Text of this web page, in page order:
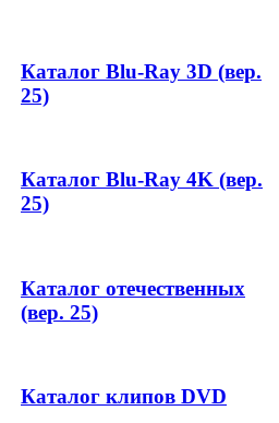
Каталог Blu-Ray 3D (вер.
25)
Каталог Blu-Ray 4K (вер.
25)
Каталог отечественных
(вер. 25)
Каталог клипов DVD